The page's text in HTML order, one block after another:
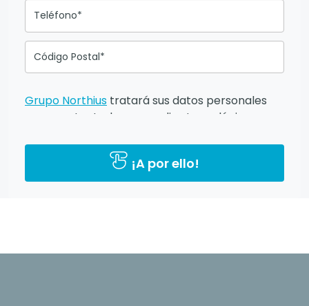
Teléfono*
Código Postal*
Grupo Northius tratará sus datos personales
para contactarle por medios tecnológicos,
con el fin de ofrecerle información del
programa formativo seleccionado o de otros
directamente relacionados con el interés
Grupo Northius, con el objeto de que estas
¡A por ello!